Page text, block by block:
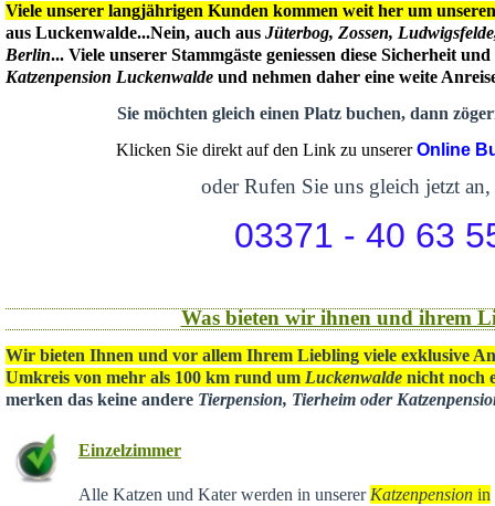
Viele unserer langjährigen Kunden kommen weit her um
aus Luckenwalde...Nein, auch aus Jüterbog, Zossen,
Berlin... Viele unserer Stammgäste geniessen diese Sicherheit
Katzenpension Luckenwalde und nehmen daher eine weite
Sie möchten gleich einen Platz buchen, dann
Klicken Sie direkt auf den Link zu unsererOnline
oder Rufen Sie uns gleich jetzt an,
03371 - 40 63
Was bieten wir ihnen und ihrem
Wir bieten Ihnen und vor allem Ihrem Liebling viele exklusive
Umkreis von mehr als 100 km rund um Luckenwalde nicht noch
merken das keine andere Tierpension, Tierheim oder
Einzelzimmer
Alle Katzen und Kater werden in unserer Katzenpensionin